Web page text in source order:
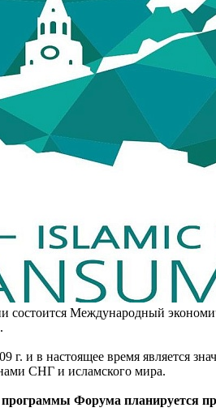
состоится Международный
г. и в настоящее время является
СНГ и исламского мира.
Форума планируется